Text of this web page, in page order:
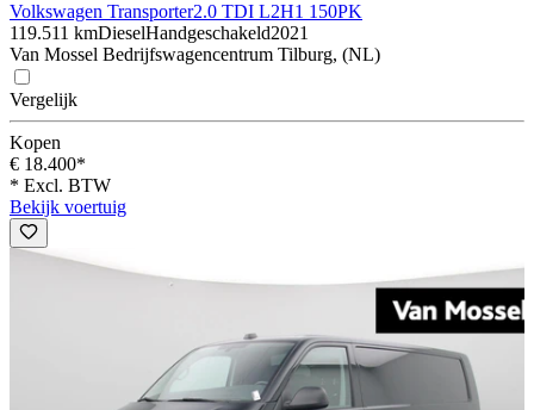
Volkswagen Transporter2.0 TDI L2H1 150PK
119.511 kmDieselHandgeschakeld2021
Van Mossel Bedrijfswagencentrum Tilburg, (NL)
Vergelijk
Kopen
€ 18.400*
* Excl. BTW
Bekijk voertuig